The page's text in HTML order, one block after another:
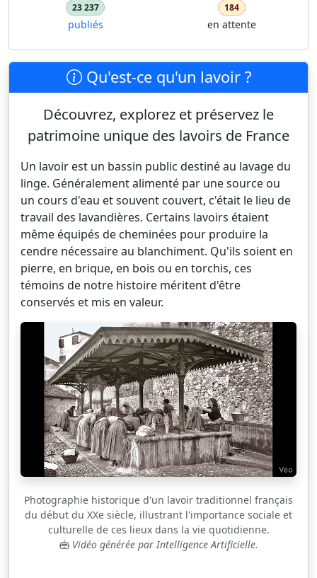
23 237
publiés
184
en attente
Qu'est-ce qu'un lavoir ?
Découvrez, explorez et préservez le
patrimoine unique des lavoirs de France
Un lavoir est un bassin public destiné au lavage du
linge. Généralement alimenté par une source ou
un cours d'eau et souvent couvert, c'était le lieu de
travail des lavandières. Certains lavoirs étaient
même équipés de cheminées pour produire la
cendre nécessaire au blanchiment. Qu'ils soient en
pierre, en brique, en bois ou en torchis, ces
témoins de notre histoire méritent d'être
conservés et mis en valeur.
Photographie historique d'un lavoir traditionnel français
du début du XXe siècle, illustrant l'importance sociale et
culturelle de ces lieux dans la vie quotidienne.
Vidéo générée par Intelligence Artificielle.